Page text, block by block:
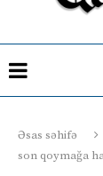
Əsas səhifə
son qoymağa